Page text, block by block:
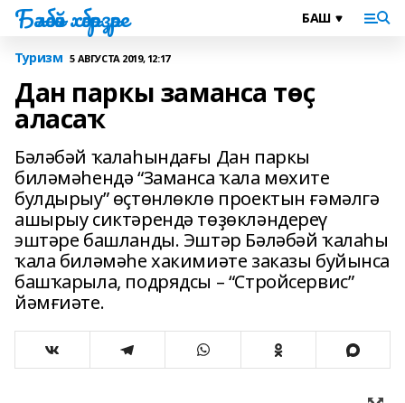
Бәләбәй хәбәрҙәре
Туризм 5 АВГУСТА 2019, 12:17
Дан паркы заманса төҫ
аласаҡ
Бәләбәй ҡалаһындағы Дан паркы
биләмәһендә “Заманса ҡала мөхите
булдырыу” өҫтөнлөклө проектын ғәмәлгә
ашырыу сиктәрендә төҙөкләндереү
эштәре башланды. Эштәр Бәләбәй ҡалаһы
ҡала биләмәһе хакимиәте заказы буйынса
башҡарыла, подрядсы – “Стройсервис”
йәмғиәте.